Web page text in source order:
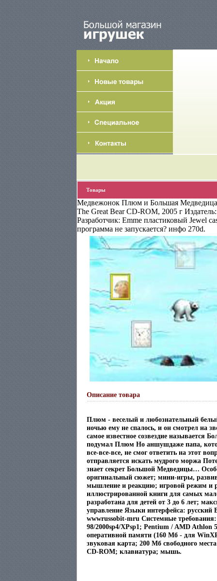
Товары
Медвежонок Плюм и Большая
The Great Bear CD-ROM, 2005 г
Разработчик: Emme пластиковый Jewel
программа не запускается? инфо 270d.
Описание товара
Плюм - веселый и любознательный
ночью ему не спалось, и он смотрел на
самое известное созвездие называется
подумал Плюм Но аншушдаже папа,
все-все-все, не смог ответить на этот
отправляется искать мудрого моржа
знает секрет Большой Медведицы…
оригинальный сюжет; мини-игры,
мышление и реакцию; игровой режим и
иллюстрированной книги для самых
разработана для детей от 3 до 6 лет;
управление Языки интерфейса: русский
wwwrussobit-mru Системные
98/2000sp4/XPsp1; Pentium / AMD
оперативной памяти (160 Мб - для
звуковая карта; 200 Мб свободного
CD-ROM; клавиатура; мышь.